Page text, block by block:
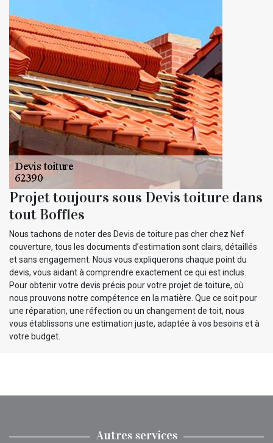
Projet toujours sous Devis toiture dans
tout Boffles
Nous tachons de noter des Devis de toiture pas cher chez Nef
couverture, tous les documents d’estimation sont clairs, détaillés
et sans engagement. Nous vous expliquerons chaque point du
devis, vous aidant à comprendre exactement ce qui est inclus.
Pour obtenir votre devis précis pour votre projet de toiture, où
nous prouvons notre compétence en la matière. Que ce soit pour
une réparation, une réfection ou un changement de toit, nous
vous établissons une estimation juste, adaptée à vos besoins et à
votre budget.
Autres services